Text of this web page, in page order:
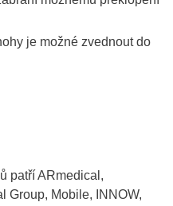
je možné zvednout do
patří ARmedical,
Group, Mobile, INNOW,